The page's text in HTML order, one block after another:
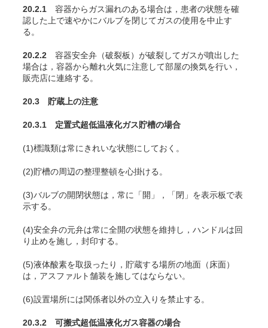
20.2.1 容器からガス漏れのある場合は，患者の状態を確
認した上で速やかにバルブを閉じてガスの使用を中止す
る。
20.2.2 容器安全弁（破裂板）が破裂してガスが噴出した
場合は，容器から離れ火気に注意して部屋の換気を行い，
販売店に連絡する。
20.3 貯蔵上の注意
20.3.1 定置式超低温液化ガス貯槽の場合
(1)標識類は常にきれいな状態にしておく。
(2)貯槽の周辺の整理整頓を心掛ける。
(3)バルブの開閉状態は，常に「開」，「閉」を表示板で表
示する。
(4)安全弁の元弁は常に全開の状態を維持し，ハンドルは回
り止めを施し，封印する。
(5)液体酸素を取扱ったり，貯蔵する場所の地面（床面）
は，アスファルト舗装を施してはならない。
(6)設置場所には関係者以外の立入りを禁止する。
20.3.2 可搬式超低温液化ガス容器の場合